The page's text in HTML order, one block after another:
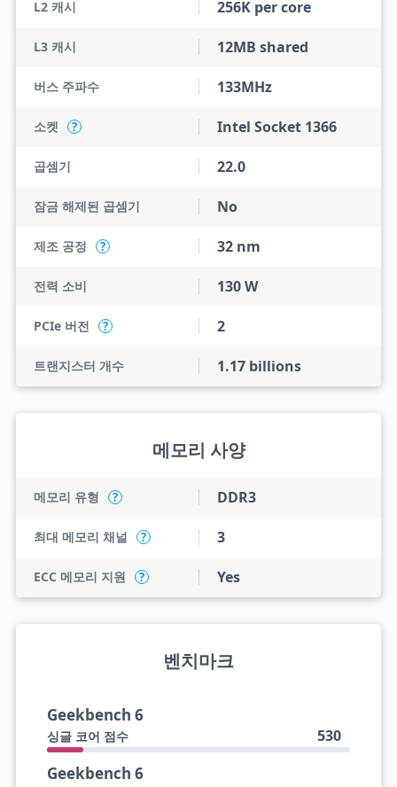
L2 캐시 256K per core
L3 캐시 12MB shared
버스 주파수 133MHz
소켓 ? Intel Socket 1366
곱셈기 22.0
잠금 해제된 곱셈기 No
제조 공정 ? 32 nm
전력 소비 130 W
PCIe 버전 ? 2
트랜지스터 개수 1.17 billions
메모리 사양
메모리 유형 ? DDR3
최대 메모리 채널 ? 3
ECC 메모리 지원 ? Yes
벤치마크
Geekbench 6
싱글 코어 점수 530
Geekbench 6